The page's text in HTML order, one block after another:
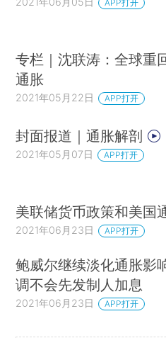
APP打开
专栏｜沈联涛：全球重
通胀
2021年05月22日 APP打开
封面报道｜通胀解剖
2021年05月07日 APP打开
美联储货币政策和美国
2021年06月23日 APP打开
鲍威尔继续淡化通胀影
调不会先发制人加息
2021年06月23日 APP打开